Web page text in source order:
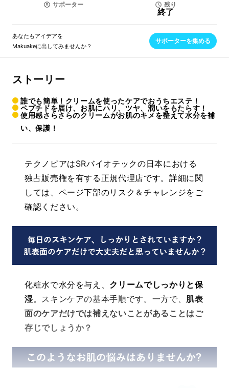
サポーター 残り
終了
あなたもアイデアを
Makuakeに出してみませんか？
サポーターを集める
ストーリー
誰でも簡単！クリームを使ったケアでおうちエステ！
ペプチドを届け、お肌にハリ、ツヤ、潤いをもたらす！
使用感さらさらのクリームがお肌のキメを整えて水分を補
い、保護！
テクノピアはSRバイオテックの日本における
独占販売権を有する正規代理店です。詳細に関
しては、ページ下部のリスク＆チャレンジをご
確認ください。
化粧水で水分を与え、 クリームでしっかりと保
湿。スキンケアの基本手順です。一方で、 肌表
面のケアだけでは補えないことがあることはご
存じでしょうか？